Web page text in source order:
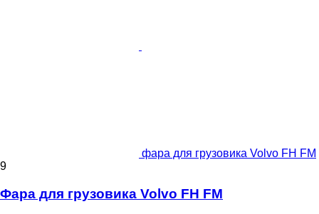
фара для грузовика Volvo FH FM
9
Фара для грузовика Volvo FH FM